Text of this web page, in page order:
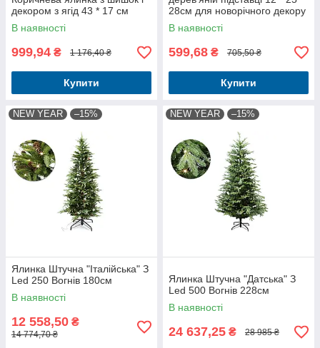
декором з ягід 43 * 17 см
В наявності
999,94 ₴ 1 176,40 ₴
Купити
28см для новорічного декору
В наявності
599,68 ₴ 705,50 ₴
Купити
NEW YEAR –15%
Ялинка Штучна "Італійська" З
Led 250 Вогнів 180см
В наявності
12 558,50 ₴
14 774,70 ₴
NEW YEAR –15%
Ялинка Штучна "Датська" З
Led 500 Вогнів 228см
В наявності
24 637,25 ₴ 28 985 ₴